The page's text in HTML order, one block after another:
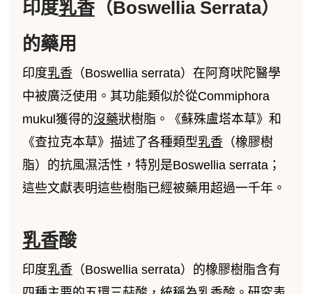
印度乳香 （Boswellia Serrata）
的藥用
印度乳香 （Boswellia serrata）在阿育吠陀醫學
中被廣泛使用。其功能類似於從Commiphora
mukul獲得的沒藥狀樹脂。《蘇殊盧塔本草》和
《查拉克本草》描述了各種類型乳香 （橡膠樹
脂）的抗風濕活性，特別是Boswellia serrata；
這些文獻表明這些樹脂已經被藥用超過一千年。
乳香酸
印度乳香 （Boswellia serrata）的橡膠樹脂含有